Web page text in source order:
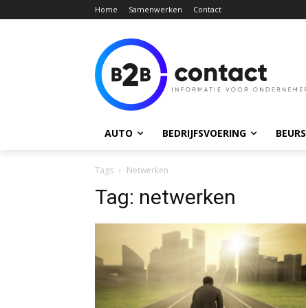
Home Samenwerken Contact
AUTO BEDRIJFSVOERING BEURS
Tags Netwerken
Tag: netwerken